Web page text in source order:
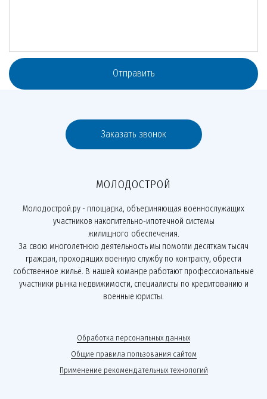
Отправить
Заказать звонок
МОЛОДОСТРОЙ
Молодострой.ру - площадка, объединяющая военнослужащих
участников накопительно-ипотечной системы
жилищного обеспечения.
За свою многолетнюю деятельность мы помогли десяткам тысяч
граждан, проходящих военную службу по контракту, обрести
собственное жильё. В нашей команде работают профессиональные
участники рынка недвижимости, специалисты по кредитованию и
военные юристы.
Обработка персональных данных
Общие правила пользования сайтом
Применение рекомендательных технологий